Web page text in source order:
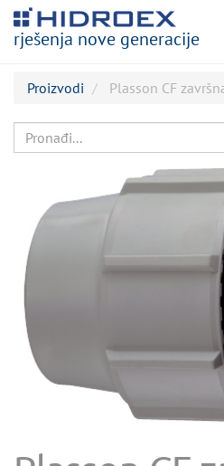
rješenja nove generacije
Proizvodi Plasson CF